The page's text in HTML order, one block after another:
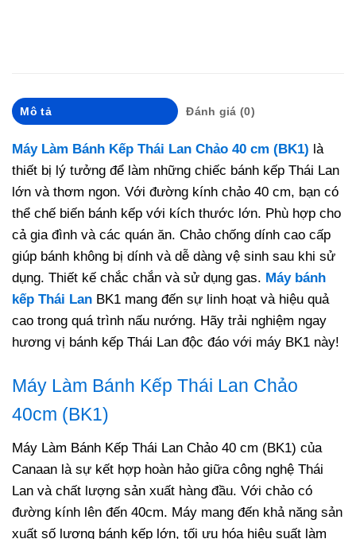
Mô tả Đánh giá (0)
Máy Làm Bánh Kếp Thái Lan Chảo 40 cm (BK1) là
thiết bị lý tưởng để làm những chiếc bánh kếp Thái Lan
lớn và thơm ngon. Với đường kính chảo 40 cm, bạn có
thể chế biến bánh kếp với kích thước lớn. Phù hợp cho
cả gia đình và các quán ăn. Chảo chống dính cao cấp
giúp bánh không bị dính và dễ dàng vệ sinh sau khi sử
dụng. Thiết kế chắc chắn và sử dụng gas. Máy bánh
kếp Thái Lan BK1 mang đến sự linh hoạt và hiệu quả
cao trong quá trình nấu nướng. Hãy trải nghiệm ngay
hương vị bánh kếp Thái Lan độc đáo với máy BK1 này!
Máy Làm Bánh Kếp Thái Lan Chảo
40cm (BK1)
Máy Làm Bánh Kếp Thái Lan Chảo 40 cm (BK1) của
Canaan là sự kết hợp hoàn hảo giữa công nghệ Thái
Lan và chất lượng sản xuất hàng đầu. Với chảo có
đường kính lên đến 40cm. Máy mang đến khả năng sản
xuất số lượng bánh kếp lớn, tối ưu hóa hiệu suất làm